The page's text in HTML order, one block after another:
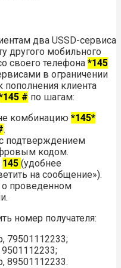
два USSD-сервиса
другого мобильного
своего телефона *145
в ограничении
пополнения клиента
# по шагам:
комбинацию *145*
.
подтверждением
кодом.
145 (удобнее
на сообщение»).
проведенном
номер получателя:
79501112233;
89501112233.